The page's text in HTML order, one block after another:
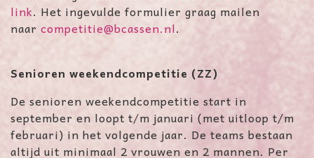
link. Het ingevulde formulier graag mailen
naar competitie@bcassen.nl.
Senioren weekendcompetitie (ZZ)
De senioren weekendcompetitie start in
september en loopt t/m januari (met uitloop t/m
februari) in het volgende jaar. De teams bestaan
altijd uit minimaal 2 vrouwen en 2 mannen. Per